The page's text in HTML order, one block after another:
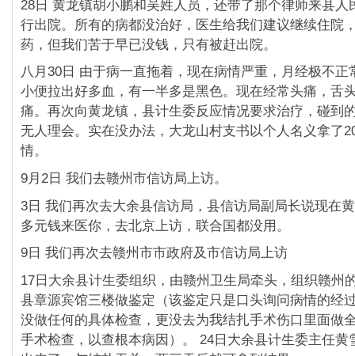
28日 黄龙镇胡小鹏和吴姓人员，还带了那个律师来县人
行出院。所有的病都没治好，医生给我们建议继续住院
药，但我们苦于早已没钱，只有被赶出院。
八月30日 由于病一直拖着，现在病情严重，月经极不正
小便拉出好多血，有一半多是黑色。现在经常头痛，舌
痛。再次向黄龙镇，县计生委反应情况要求治疗，碰到
无人理会。实在没办法，大龙山村支书以个人名义拿了
情。
9月2日 我们去赣州市信访局上访。
3日 我们再次去大余县信访局，县信访局副局长说现在
多元钱来医你，去北京上访，联合国都没用。
9日 我们再次去赣州市市政府及市信访局上访
17日大余县计生委组织，由赣州卫生局牵头，组织赣州
县章源宾馆三楼做鉴定（该鉴定只是口头询问病情的经
没做任何的具体检查，更没去为我结扎手术伤口里面做
手术检查，以查根本病因）。 24日大余县计生委主任黄